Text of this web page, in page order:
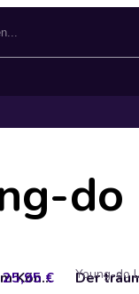
do
Die Suche nach dem König – Die Legende vom Tränenvogel 4
25,95 € Young-do